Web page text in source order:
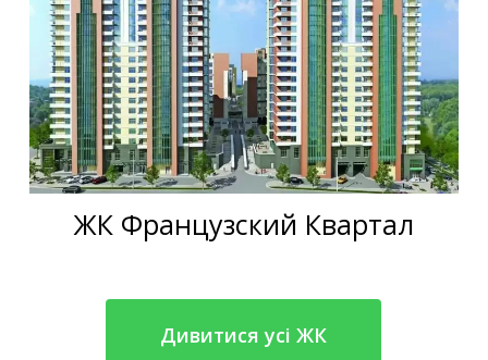
ЖК Французский Квартал
Дивитися усі ЖК